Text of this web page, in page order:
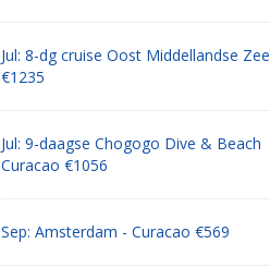
Jul: 8-dg cruise Oost Middellandse Zee
€1235
Jul: 9-daagse Chogogo Dive & Beach
Curacao €1056
Sep: Amsterdam - Curacao €569